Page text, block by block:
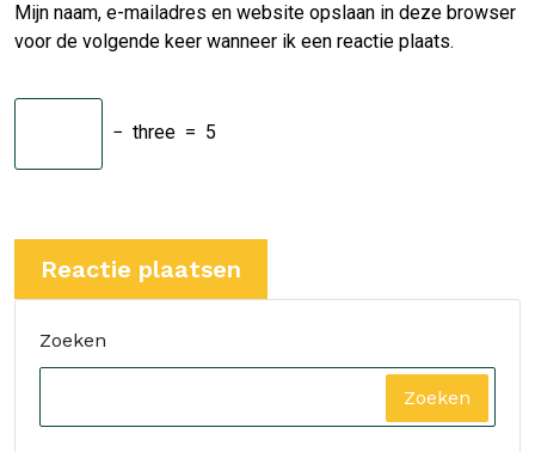
Mijn naam, e-mailadres en website opslaan in deze browser
voor de volgende keer wanneer ik een reactie plaats.
− three = 5
Zoeken
Zoeken